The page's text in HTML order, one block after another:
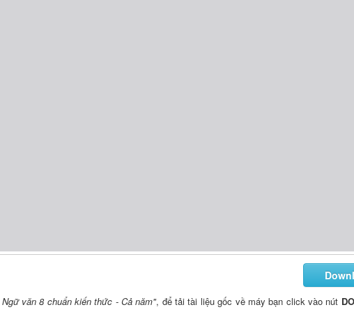
văn 8 chuẩn kiến thức - Cả năm", để tải tài liệu gốc về máy bạn click vào nút